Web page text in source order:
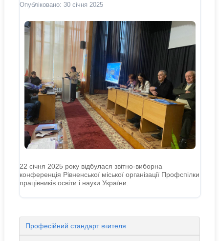
Опубліковано: 30 січня 2025
22 січня 2025 року відбулася звітно-виборна
конференція Рівненської міської організації Профспілки
працівників освіти і науки України.
Професійний стандарт вчителя